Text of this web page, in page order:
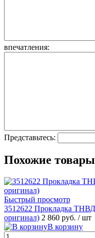
впечатления:
Представьтесь:
Похожие
Быстрый просмотр
3512622 Прокладка
оригинал) 2 860 руб. / шт
В корзину